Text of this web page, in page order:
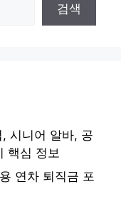
검색
시니어 알바, 공
핵심 정보
연차 퇴직금 포